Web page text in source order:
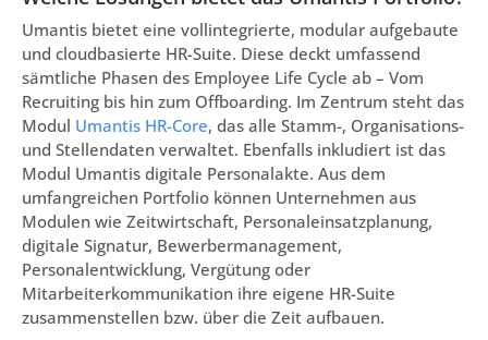
Umantis bietet eine vollintegrierte, modular aufgebaute
und cloudbasierte HR-Suite. Diese deckt umfassend
sämtliche Phasen des Employee Life Cycle ab – Vom
Recruiting bis hin zum Offboarding. Im Zentrum steht das
Modul Umantis HR-Core, das alle Stamm-, Organisations-
und Stellendaten verwaltet. Ebenfalls inkludiert ist das
Modul Umantis digitale Personalakte. Aus dem
umfangreichen Portfolio können Unternehmen aus
Modulen wie Zeitwirtschaft, Personaleinsatzplanung,
digitale Signatur, Bewerbermanagement,
Personalentwicklung, Vergütung oder
Mitarbeiterkommunikation ihre eigene HR-Suite
zusammenstellen bzw. über die Zeit aufbauen.